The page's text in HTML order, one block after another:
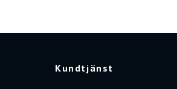
Kundtjänst